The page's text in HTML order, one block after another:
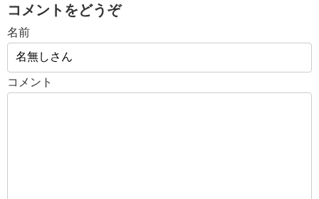
コメントをどうぞ
名前
コメント